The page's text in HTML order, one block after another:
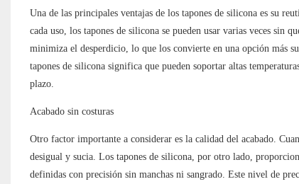
Una de las principales ventajas de los tapones de silicona es su
cada uso, los tapones de silicona se pueden usar varias veces sin
minimiza el desperdicio, lo que los convierte en una opción más
tapones de silicona significa que pueden soportar altas
plazo.
Acabado sin costuras
Otro factor importante a considerar es la calidad del acabado.
desigual y sucia. Los tapones de silicona, por otro lado,
definidas con precisión sin manchas ni sangrado. Este nivel de